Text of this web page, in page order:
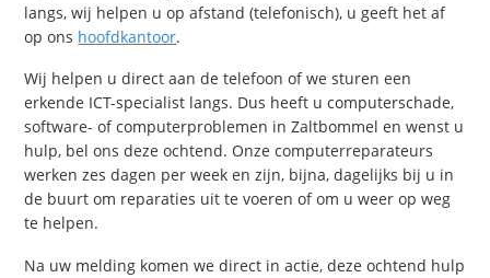
langs, wij helpen u op afstand (telefonisch), u geeft het af
op ons hoofdkantoor.
Wij helpen u direct aan de telefoon of we sturen een
erkende ICT-specialist langs. Dus heeft u computerschade,
software- of computerproblemen in Zaltbommel en wenst u
hulp, bel ons deze ochtend. Onze computerreparateurs
werken zes dagen per week en zijn, bijna, dagelijks bij u in
de buurt om reparaties uit te voeren of om u weer op weg
te helpen.
Na uw melding komen we direct in actie, deze ochtend hulp